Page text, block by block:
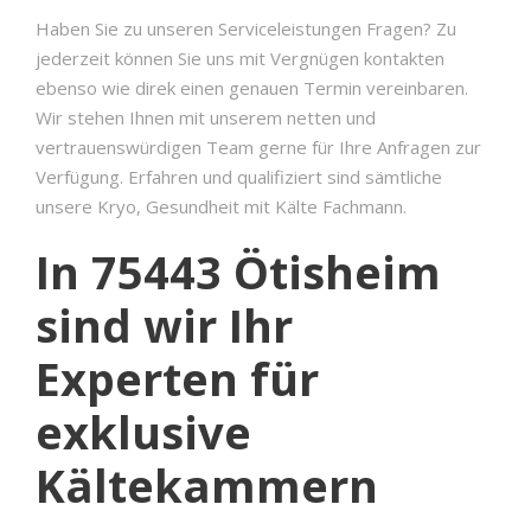
Haben Sie zu unseren Serviceleistungen Fragen? Zu
jederzeit können Sie uns mit Vergnügen kontakten
ebenso wie direk einen genauen Termin vereinbaren.
Wir stehen Ihnen mit unserem netten und
vertrauenswürdigen Team gerne für Ihre Anfragen zur
Verfügung. Erfahren und qualifiziert sind sämtliche
unsere Kryo, Gesundheit mit Kälte Fachmann.
In 75443 Ötisheim
sind wir Ihr
Experten für
exklusive
Kältekammern